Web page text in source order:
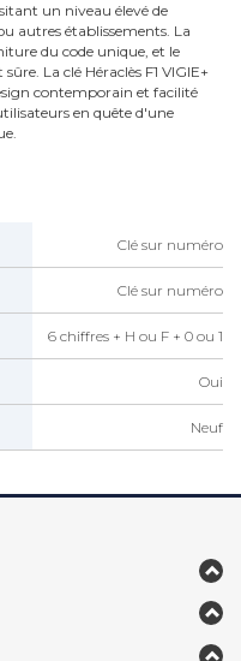
un niveau élevé de
autres établissements. La
du code unique, et le
La clé Héraclès F1 VIGIE+
contemporain et facilité
en quête d'une
Clé sur numéro
Clé sur numéro
6 chiffres + H ou F + 0 ou 1
Oui
Neuf